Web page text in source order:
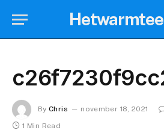
By Chris november 18, 2021
1 Min Read